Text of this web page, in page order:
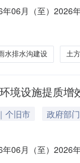
06月（至）2026
1个旧市大屯街道
水排水沟建设 土
境设施提质增
个旧市
政府部门
06月（至）2026